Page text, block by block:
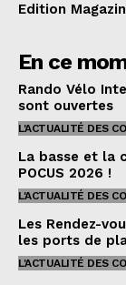
Edition
En ce
Rando Vélo
sont ouvertes
L'ACTUALITÉ DES
La basse et la
POCUS 2026 !
L'ACTUALITÉ DES
Les Rendez-
les ports de
L'ACTUALITÉ DES